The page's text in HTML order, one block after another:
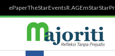
ePaperTheStarEventsR.AGEmStar